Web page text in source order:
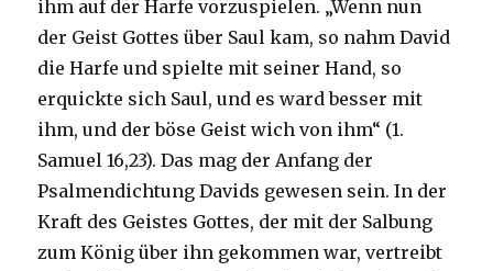
ihm auf der Harfe vorzuspielen. „Wenn nun
der Geist Gottes über Saul kam, so nahm David
die Harfe und spielte mit seiner Hand, so
erquickte sich Saul, und es ward besser mit
ihm, und der böse Geist wich von ihm“ (1.
Samuel 16,23). Das mag der Anfang der
Psalmendichtung Davids gewesen sein. In der
Kraft des Geistes Gottes, der mit der Salbung
zum König über ihn gekommen war, vertreibt